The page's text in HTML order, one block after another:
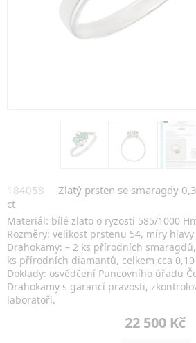
184058
Zlatý prsten se smaragdy
ct
Materiál: bílé zlato o ryzosti 585/1000
Rozměry: velikost prstenu 54, míry hlavy
Drahokamy: – 2 ks přírodních
ks přírodních diamantů, celkem cca
Doklady: osvědčení Puncovního úřadu
Drahokamy s garancí pravosti,
laboratoři.
22 500 Kč